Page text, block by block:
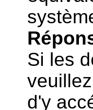
Si les
d'y